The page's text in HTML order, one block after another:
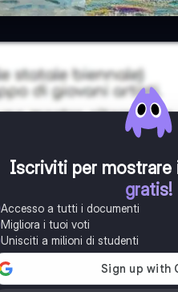
Iscriviti per mostrare
gratis!
Accesso a tutti i documenti
Migliora i tuoi voti
Unisciti a milioni di studenti